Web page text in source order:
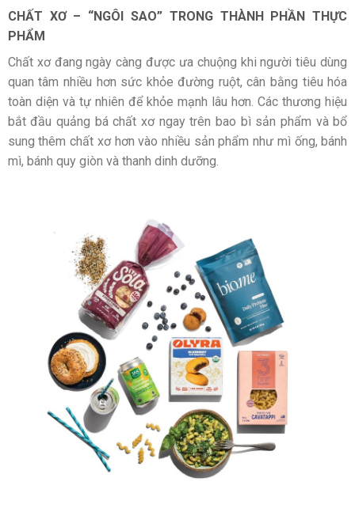
CHẤT XƠ – “NGÔI SAO” TRONG THÀNH PHẦN THỰC
PHẨM
Chất xơ đang ngày càng được ưa chuộng khi người tiêu dùng
quan tâm nhiều hơn sức khỏe đường ruột, cân bằng tiêu hóa
toàn diện và tự nhiên để khỏe mạnh lâu hơn. Các thương hiệu
bắt đầu quảng bá chất xơ ngay trên bao bì sản phẩm và bổ
sung thêm chất xơ hơn vào nhiều sản phẩm như mì ống, bánh
mì, bánh quy giòn và thanh dinh dưỡng.